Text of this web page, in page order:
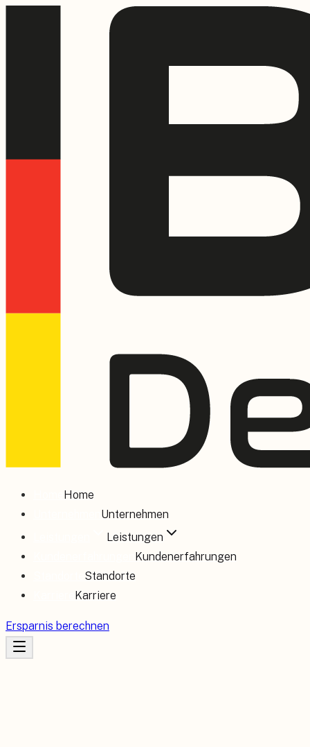
Home
Unternehmen
Leistungen
Kundenerfahrungen
Standorte
Karriere
Ersparnis berechnen